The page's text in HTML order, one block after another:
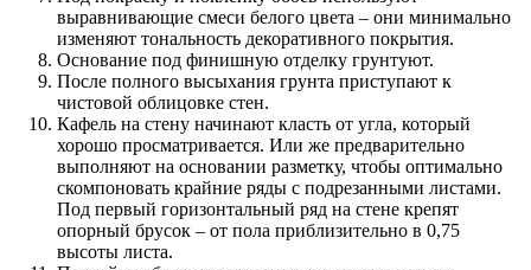
выравнивающие смеси белого цвета – они минимально
изменяют тональность декоративного покрытия.
Основание под финишную отделку грунтуют.
После полного высыхания грунта приступают к
чистовой облицовке стен.
Кафель на стену начинают класть от угла, который
хорошо просматривается. Или же предварительно
выполняют на основании разметку, чтобы оптимально
скомпоновать крайние ряды с подрезанными листами.
Под первый горизонтальный ряд на стене крепят
опорный брусок – от пола приблизительно в 0,75
высоты листа.